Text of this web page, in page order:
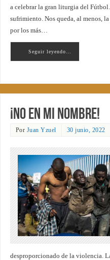
a celebrar la gran liturgia del
sufrimiento. Nos queda, al menos,
por los más…
Seguir leyendo…
¡No en mi nombre!
Por Juan Yzuel 30 junio, 2022
desproporcionado de la violencia.